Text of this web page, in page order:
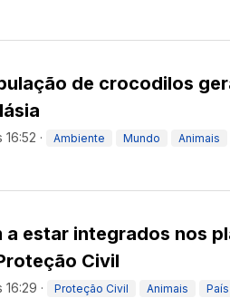
de crocodilos
· Ambiente Mundo Animais
a estar integrados nos
Civil
· Proteção Civil Animais País